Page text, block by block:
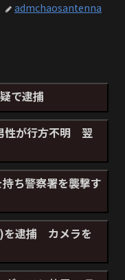
admchaosantenna
で逮捕
性が行方不明 翌
ち警察署を襲撃す
を逮捕 カメラを